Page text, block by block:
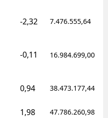
-2,32 7.476.555,64
-0,11 16.984.699,00
0,94 38.473.177,44
1,98 47.786.260,98